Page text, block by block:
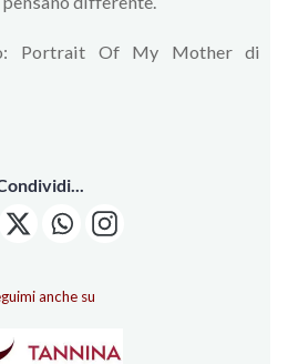
Portrait Of My Mother di
anche su